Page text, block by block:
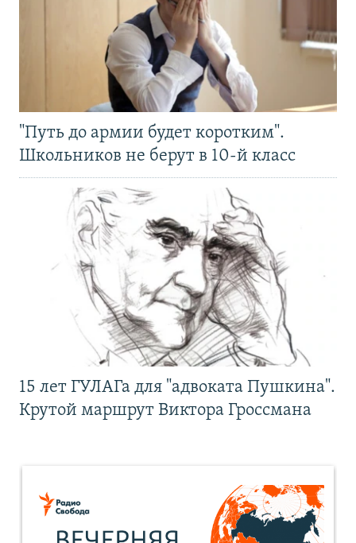
"Путь до армии будет коротким".
Школьников не берут в 10-й класс
15 лет ГУЛАГа для "адвоката Пушкина".
Крутой маршрут Виктора Гроссмана